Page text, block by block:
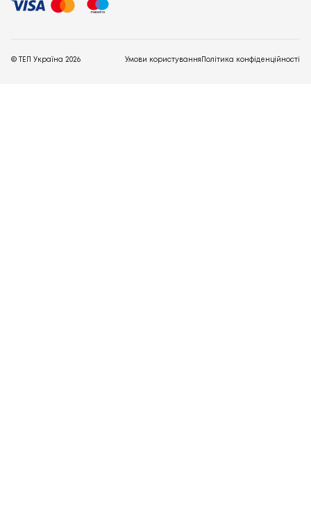
© ТЕП Україна 2026 Умови користування Політика конфіденційності